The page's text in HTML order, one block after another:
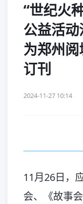
“世纪火
公益活
为郑州阅
订刊
2024-11-27 10:14
11月26日，
会、《故事